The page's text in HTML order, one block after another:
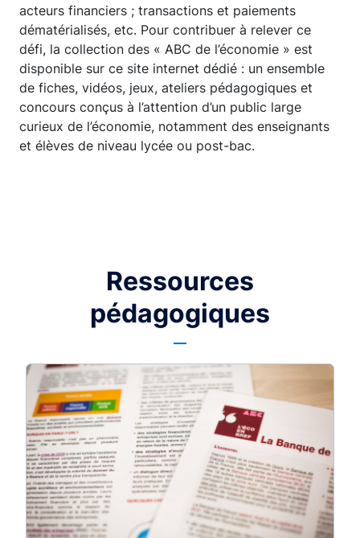
acteurs financiers ; transactions et paiements
dématérialisés, etc. Pour contribuer à relever ce
défi, la collection des « ABC de l’économie » est
disponible sur ce site internet dédié : un ensemble
de fiches, vidéos, jeux, ateliers pédagogiques et
concours conçus à l’attention d’un public large
curieux de l’économie, notamment des enseignants
et élèves de niveau lycée ou post-bac.
Ressources
pédagogiques